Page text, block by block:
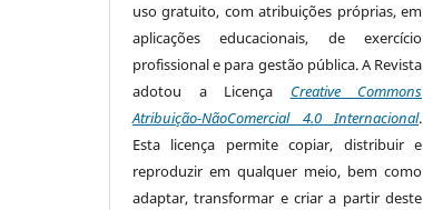
uso gratuito, com atribuições próprias, em
aplicações educacionais, de exercício
profissional e para gestão pública. A Revista
adotou a Licença Creative Commons
Atribuição-NãoComercial 4.0 Internacional.
Esta licença permite copiar, distribuir e
reproduzir em qualquer meio, bem como
adaptar, transformar e criar a partir deste